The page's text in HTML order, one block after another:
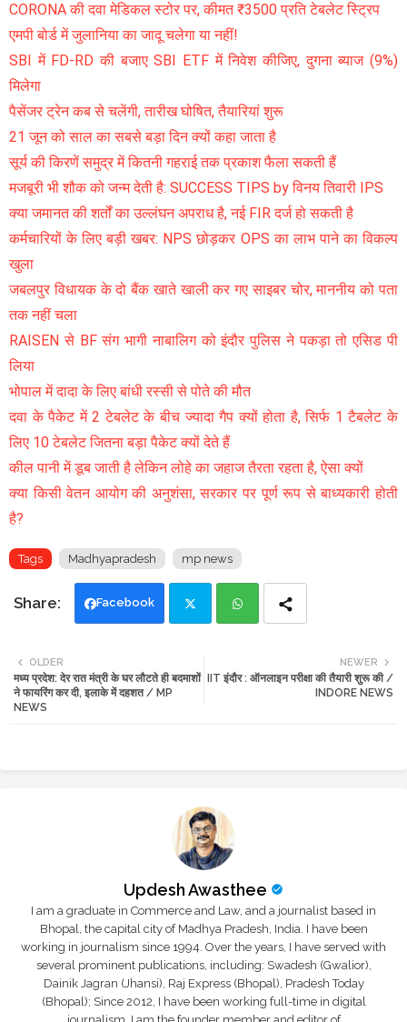
CORONA की दवा मेडिकल स्टोर पर, कीमत ₹3500 प्रति टेबलेट स्ट्रिप
एमपी बोर्ड में जुलानिया का जादू चलेगा या नहीं!
SBI में FD-RD की बजाए SBI ETF में निवेश कीजिए, दुगना ब्याज (9%)
मिलेगा
पैसेंजर ट्रेन कब से चलेंगी, तारीख घोषित, तैयारियां शुरू
21 जून को साल का सबसे बड़ा दिन क्यों कहा जाता है
सूर्य की किरणें समुद्र में कितनी गहराई तक प्रकाश फैला सकती हैं
मजबूरी भी शौक को जन्म देती है: SUCCESS TIPS by विनय तिवारी IPS
क्या जमानत की शर्तों का उल्लंघन अपराध है, नई FIR दर्ज हो सकती है
कर्मचारियों के लिए बड़ी खबर: NPS छोड़कर OPS का लाभ पाने का विकल्प
खुला
जबलपुर विधायक के दो बैंक खाते खाली कर गए साइबर चोर, माननीय को पता
तक नहीं चला
RAISEN से BF संग भागी नाबालिग को इंदौर पुलिस ने पकड़ा तो एसिड पी
लिया
भोपाल में दादा के लिए बांधी रस्सी से पोते की मौत
दवा के पैकेट में 2 टेबलेट के बीच ज्यादा गैप क्यों होता है, सिर्फ 1 टैबलेट के
लिए 10 टेबलेट जितना बड़ा पैकेट क्यों देते हैं
कील पानी में डूब जाती है लेकिन लोहे का जहाज तैरता रहता है, ऐसा क्यों
क्या किसी वेतन आयोग की अनुशंसा, सरकार पर पूर्ण रूप से बाध्यकारी होती
है?
Tags Madhyapradesh mp news
Facebook
tte ats
NEWER
IIT इंदौर : ऑनलाइन परीक्षा की तैयारी शुरू की /
INDORE NEWS
OLDER
मध्य प्रदेश: देर रात मंत्री के घर लौटते ही बदमाशों
ने फायरिंग कर दी, इलाके में दहशत / MP
NEWS
Updesh Awasthee
I am a graduate in Commerce and Law, and a journalist based in
Bhopal, the capital city of Madhya Pradesh, India. I have been
working in journalism since 1994. Over the years, I have served with
several prominent publications, including: Swadesh (Gwalior),
Dainik Jagran (Jhansi), Raj Express (Bhopal), Pradesh Today
(Bhopal); Since 2012, I have been working full-time in digital